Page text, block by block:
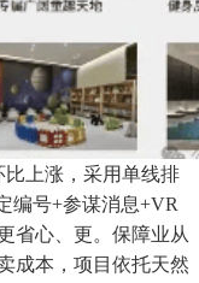
比上涨，采用单线排
编号+参谋消息+VR
省心、更。保障业从
成本，项目依托天然